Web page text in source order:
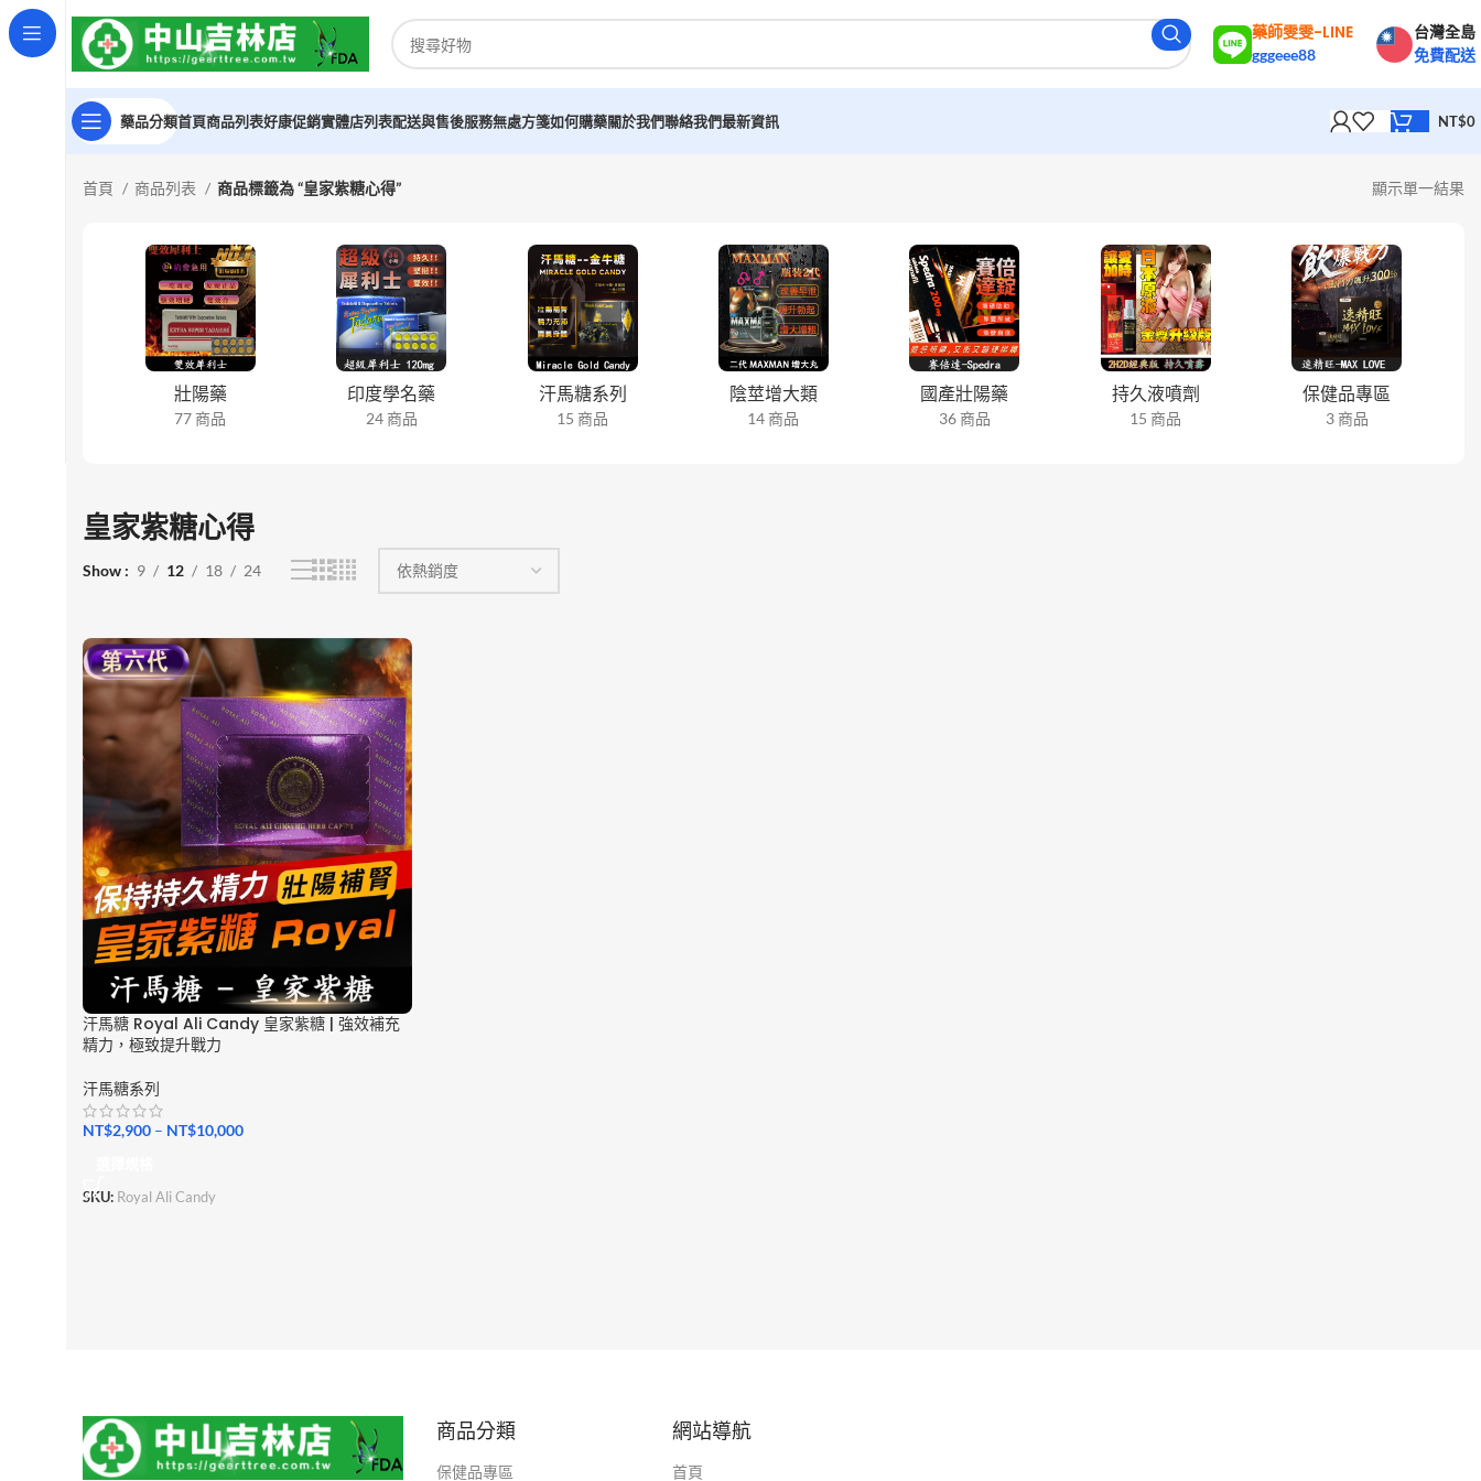
藥師雯雯-LINE
gggeee88
台灣全島
免費配送
藥品分類首頁商品列表好康促銷實體店列表配送與售後服務無處方箋如何購藥關於我們聯絡我們最新資訊 NT$0
首頁 商品列表 商品標籤為 “皇家紫糖心得” 顯示單一結果
壯陽藥
77 商品
印度學名藥
24 商品
汗馬糖系列
15 商品
陰莖增大類
14 商品
國產壯陽藥
36 商品
持久液噴劑
15 商品
保健品專區
3 商品
皇家紫糖心得
Show 9 12 18 24
汗馬糖 Royal Ali Candy 皇家紫糖 | 強效補充
精力，極致提升戰力
汗馬糖系列
NT$2,900 – NT$10,000
SKU: Royal Ali Candy
商品分類
保健品專區
網站導航
首頁